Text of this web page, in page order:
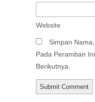
Website
Simpan
Pada Peramban
Berikutnya.